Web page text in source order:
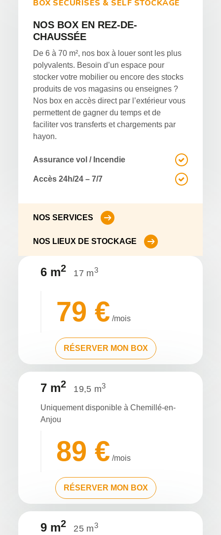
BOX SÉCURISÉS & SELF STOCKAGE
NOS BOX EN REZ-DE-
CHAUSSÉE
De 6 à 70 m², nos box à louer sont les plus
polyvalents. Besoin d’un espace pour
stocker votre mobilier ou encore des stocks
produits de vos magasins ou enseignes ?
Nos box en accès direct par l’extérieur vous
permettent de gagner du temps et de
faciliter vos transferts et chargements par
hayon.
Assurance vol / Incendie
Accès 24h/24 – 7/7
NOS SERVICES
NOS LIEUX DE STOCKAGE
6 m2 17 m3
79 € /mois
RÉSERVER MON BOX
7 m2 19,5 m3
Uniquement disponible à Chemillé-en-
Anjou
89 € /mois
RÉSERVER MON BOX
9 m2 25 m3